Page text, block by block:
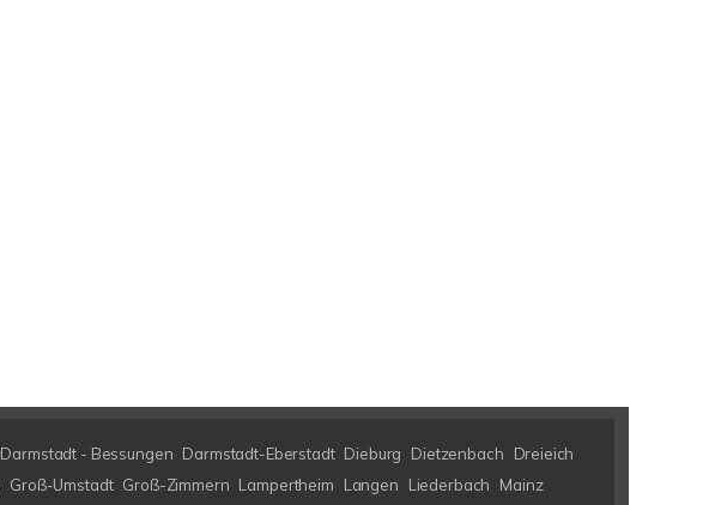
Darmstadt - Bessungen Darmstadt-Eberstadt Dieburg Dietzenbach
Dreieich
Groß-Umstadt Groß-Zimmern Lampertheim Langen Liederbach
Mainz